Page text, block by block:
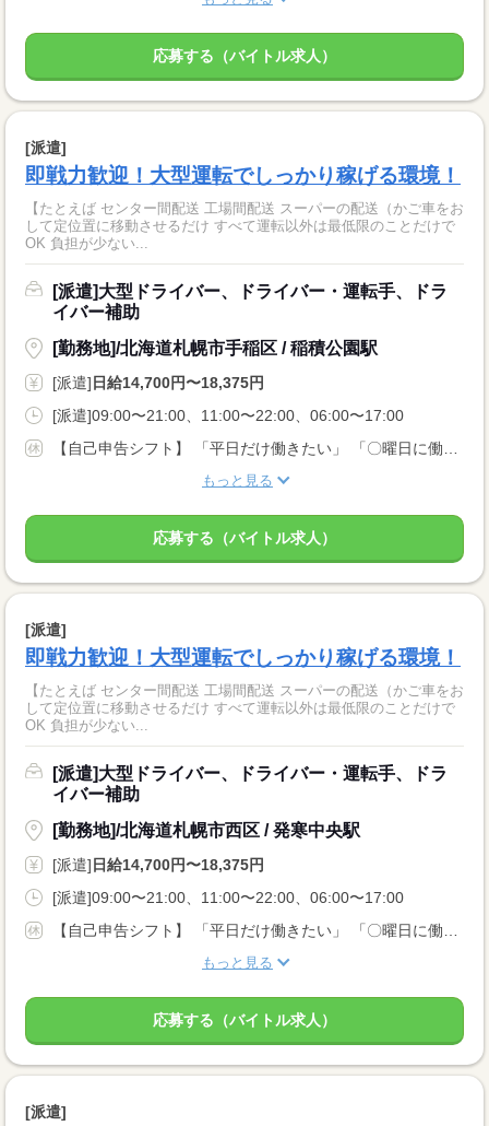
応募する（バイトル求人）
[派遣]
即戦力歓迎！大型運転でしっかり稼げる環境！
【たとえば センター間配送 工場間配送 スーパーの配送（かご車をお
して定位置に移動させるだけ すべて運転以外は最低限のことだけで
OK 負担が少ない...
[派遣]大型ドライバー、ドライバー・運転手、ドラ
イバー補助
[勤務地]/北海道札幌市手稲区 / 稲積公園駅
[派遣]日給14,700円〜18,375円
[派遣]09:00〜21:00、11:00〜22:00、06:00〜17:00
もっと見る
応募する（バイトル求人）
[派遣]
即戦力歓迎！大型運転でしっかり稼げる環境！
【たとえば センター間配送 工場間配送 スーパーの配送（かご車をお
して定位置に移動させるだけ すべて運転以外は最低限のことだけで
OK 負担が少ない...
[派遣]大型ドライバー、ドライバー・運転手、ドラ
イバー補助
[勤務地]/北海道札幌市西区 / 発寒中央駅
[派遣]日給14,700円〜18,375円
[派遣]09:00〜21:00、11:00〜22:00、06:00〜17:00
もっと見る
応募する（バイトル求人）
[派遣]